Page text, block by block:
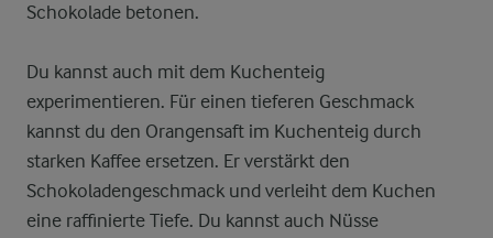
Schokolade betonen.
Du kannst auch mit dem Kuchenteig
experimentieren. Für einen tieferen Geschmack
kannst du den Orangensaft im Kuchenteig durch
starken Kaffee ersetzen. Er verstärkt den
Schokoladengeschmack und verleiht dem Kuchen
eine raffinierte Tiefe. Du kannst auch Nüsse